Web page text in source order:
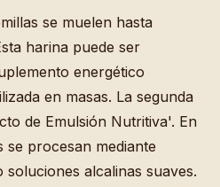
se muelen hasta
harina puede ser
energético
en masas. La segunda
de Emulsión Nutritiva'. En
se procesan mediante
alcalinas suaves.